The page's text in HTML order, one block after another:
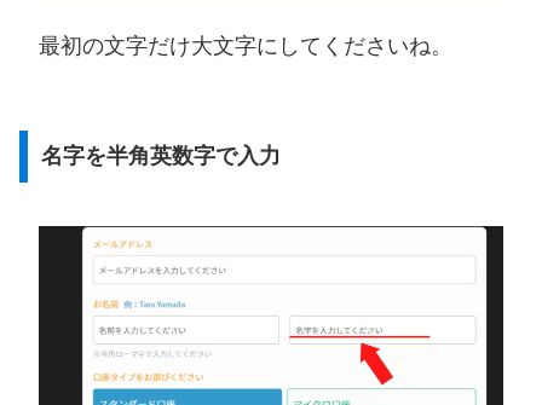
最初の文字だけ大文字にしてくださいね。
名字を半角英数字で入力